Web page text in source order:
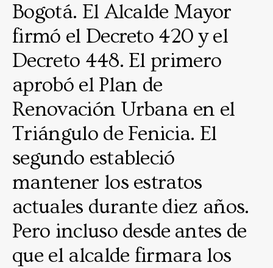
Bogotá. El Alcalde Mayor
firmó el Decreto 420 y el
Decreto 448. El primero
aprobó el Plan de
Renovación Urbana en el
Triángulo de Fenicia. El
segundo estableció
mantener los estratos
actuales durante diez años.
Pero incluso desde antes de
que el alcalde firmara los